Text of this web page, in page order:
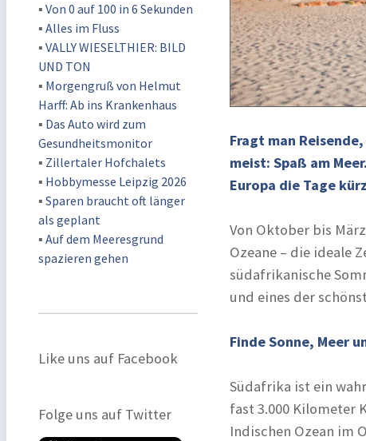
▪ Von 0 auf 100 in 6 Sekunden
▪ Alles im Fluss
▪ VALLY WIESELTHIER: BILD
UND TON
▪ Morgengruß von Helmut
Harff: Ab ins Krankenhaus
▪ Das Auto wird zum
Gesundheitsmonitor
▪ Zillertaler Hofchalets
▪ Hobbymesse Leipzig 2026
▪ Sparen braucht oft länger
als geplant
▪ Auf dem Meeresgrund
spazieren gehen
Like uns auf Facebook
Folge uns auf Twitter
Fragt man
meist: Spaß am
Europa die Tage
Von Oktober bis
Ozeane – die ideale
südafrikanische
und eines der
Finde Sonne, Meer
Südafrika ist ein
fast 3.000 Kilometer
Indischen Ozean im